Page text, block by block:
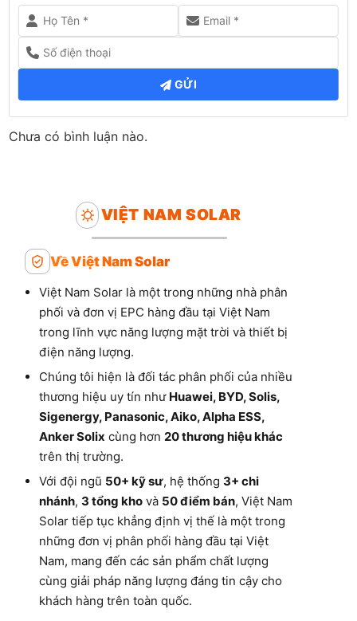
GỬI
Chưa có bình luận nào.
VIỆT NAM SOLAR
Về Việt Nam Solar
Việt Nam Solar là một trong những nhà phân
phối và đơn vị EPC hàng đầu tại Việt Nam
trong lĩnh vực năng lượng mặt trời và thiết bị
điện năng lượng.
Chúng tôi hiện là đối tác phân phối của nhiều
thương hiệu uy tín như Huawei, BYD, Solis,
Sigenergy, Panasonic, Aiko, Alpha ESS,
Anker Solix cùng hơn 20 thương hiệu khác
trên thị trường.
Với đội ngũ 50+ kỹ sư, hệ thống 3+ chi
nhánh, 3 tổng kho và 50 điểm bán, Việt Nam
Solar tiếp tục khẳng định vị thế là một trong
những đơn vị phân phối hàng đầu tại Việt
Nam, mang đến các sản phẩm chất lượng
cùng giải pháp năng lượng đáng tin cậy cho
khách hàng trên toàn quốc.